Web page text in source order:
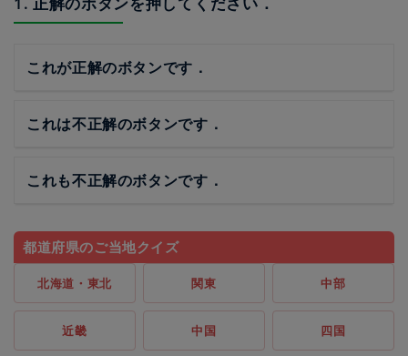
これが正解のボタンです．
これは不正解のボタンです．
これも不正解のボタンです．
都道府県のご当地クイズ
北海道・東北 関東 中部
近畿 中国 四国